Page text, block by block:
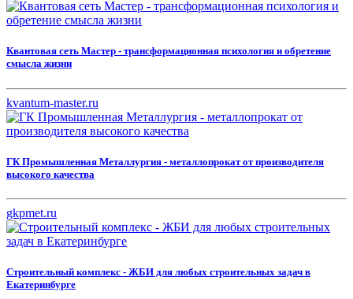
Квантовая сеть Мастер - трансформационная психология и обретение
смысла жизни
kvantum-master.ru
ГК Промышленная Металлургия - металлопрокат от производителя
высокого качества
gkpmet.ru
Строительный комплекс - ЖБИ для любых строительных задач в
Екатеринбурге